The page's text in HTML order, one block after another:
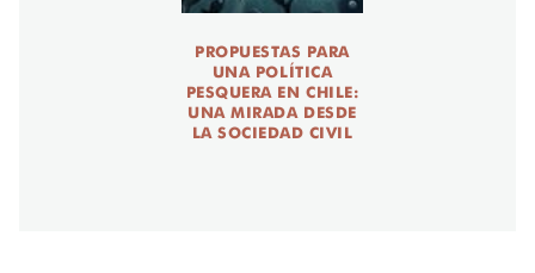
PROPUESTAS PARA
UNA POLÍTICA
PESQUERA EN CHILE:
UNA MIRADA DESDE
LA SOCIEDAD CIVIL